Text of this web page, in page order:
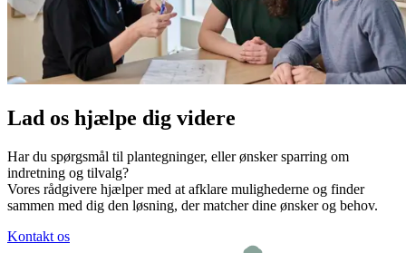
Lad os hjælpe dig videre
Har du spørgsmål til plantegninger, eller ønsker sparring om
indretning og tilvalg?
Vores rådgivere hjælper med at afklare mulighederne og finder
sammen med dig den løsning, der matcher dine ønsker og behov.
Kontakt os